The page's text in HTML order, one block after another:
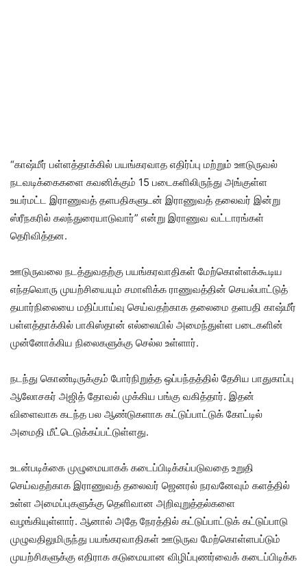
“காஷ்மீர் பள்ளத்தாக்கில் பயங்கரவாத எதிர்ப்பு மற்றும் ஊடுருவல்
நடவடிக்கைகளை கவனிக்கும் 15 படைகளிலிருந்து அங்குள்ள
உயர்மட்ட இராணுவத் தளபதிகளுடன் இராணுவத் தலைவர் இன்று
ஸ்ரீநகரில் கலந்துரையாடுவார்” என்று இராணுவ வட்டாரங்கள்
தெரிவித்தன.
ஊடுருவலை நடத்துவதற்கு பயங்கரவாதிகள் மேற்கொள்ளக்கூடிய
எந்தவொரு முயற்சியையும் சமாளிக்க ராணுவத்தின் செயல்பாட்டுத்
தயார்நிலையை மதிப்பாய்வு செய்வதற்காக தலைமை தளபதி காஷ்மீர்
பள்ளத்தாக்கில் பாகிஸ்தான் எல்லையில் அமைந்துள்ள படைகளின்
முன்னோக்கிய நிலைகளுக்கு செல்ல உள்ளார்.
நடந்து கொண்டிருக்கும் போர்நிறுத்த ஒப்பந்தத்தில் தேசிய பாதுகாப்பு
ஆலோசகர் அஜித் தோவல் முக்கிய பங்கு வகித்தார். இதன்
விளைவாக கடந்த பல ஆண்டுகளாக கட்டுப்பாட்டுக் கோட்டில்
அமைதி மீட்டெடுக்கப்பட்டுள்ளது.
உடன்படிக்கை முழுமையாகக் கடைப்பிடிக்கப்படுவதை உறுதி
செய்வதற்காக இராணுவத் தலைவர் ஜெனரல் நரவனேவும் களத்தில்
உள்ள அமைப்புகளுக்கு தெளிவான அறிவுறுத்தல்களை
வழங்கியுள்ளார். ஆனால் அதே நேரத்தில் கட்டுப்பாட்டுக் கட்டுப்பாடு
முழுவதிலுமிருந்து பயங்கரவாதிகள் ஊடுருவ மேற்கொள்ளபப்டும்
முயற்சிகளுக்கு எதிராக கடுமையான விழிப்புணர்வைக் கடைப்பிடிக்க